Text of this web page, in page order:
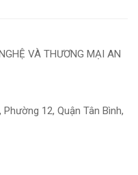
VÀ THƯƠNG MẠI AN
12, Quận Tân Bình,